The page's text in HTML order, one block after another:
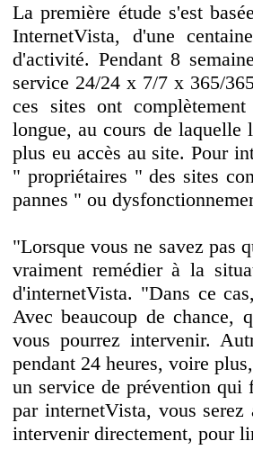
La première étude s'est
InternetVista, d'une
d'activité. Pendant 8
service 24/24 x 7/7 x 365/
ces sites ont
longue, au cours de laquelle
plus eu accès au site. Pour
" propriétaires " des sites
pannes " ou
"Lorsque vous ne savez pas
vraiment remédier à la
d'internetVista. "Dans ce
Avec beaucoup de chance,
vous pourrez intervenir.
pendant 24 heures, voire
un service de prévention
par internetVista, vous
intervenir directement, pour